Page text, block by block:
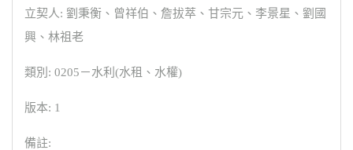
立契人: 劉秉衡、曾祥伯、詹拔萃、甘宗元、李景星、劉國
興、林祖老
類別: 0205－水利(水租、水權)
版本: 1
備註: